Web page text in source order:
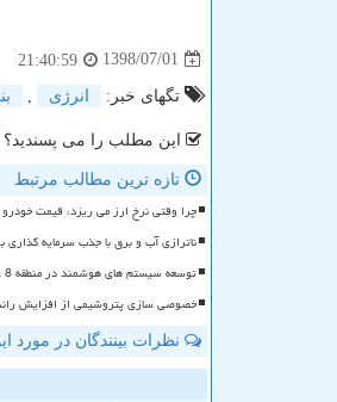
1398/07/01
21:40:59
تگهای خبر: انرژی
این مطلب را می پسندید؟
تازه ترین مطالب مرتبط
چرا وقتی نرخ ارز می ریزد، قیمت
ناترازی آب و برق با جذب سرمایه
توسعه سیستم های هوشمند در منطقه 8 عملیات انتقال گاز شتاب گرفت
خصوصی سازی پتروشیمی از افزایش
نظرات بینندگان در مورد